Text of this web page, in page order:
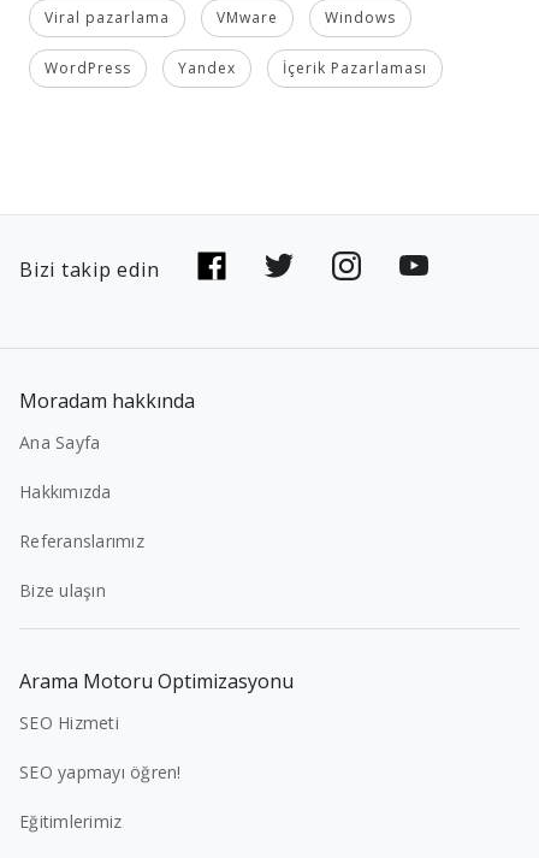
Viral pazarlama VMware Windows
WordPress Yandex İçerik Pazarlaması
Bizi takip edin
Moradam hakkında
Ana Sayfa
Hakkımızda
Referanslarımız
Bize ulaşın
Arama Motoru Optimizasyonu
SEO Hizmeti
SEO yapmayı öğren!
Eğitimlerimiz